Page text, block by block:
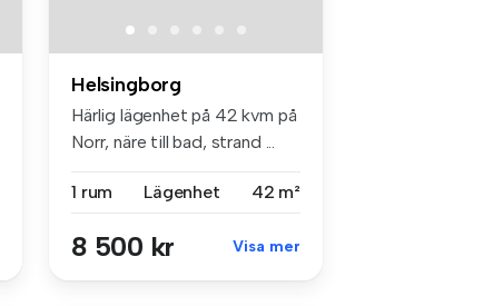
Helsingborg
Härlig lägenhet på 42 kvm på
Norr, näre till bad, strand ...
1 rum Lägenhet 42 m²
8 500 kr Visa mer